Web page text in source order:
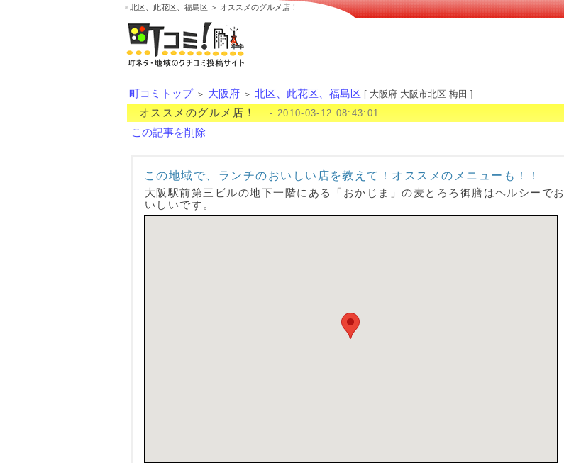
北区、此花区、福島区 ＞ オススメのグルメ店！
町コミトップ ＞ 大阪府 ＞ 北区、此花区、福島区 [ 大阪府 大阪市北区 梅田 ]
オススメのグルメ店！ - 2010-03-12 08:43:01
この記事を削除
この地域で、ランチのおいしい店を教えて！オススメのメニューも！！
大阪駅前第三ビルの地下一階にある「おかじま」の麦とろろ御膳はヘルシーでお
いしいです。